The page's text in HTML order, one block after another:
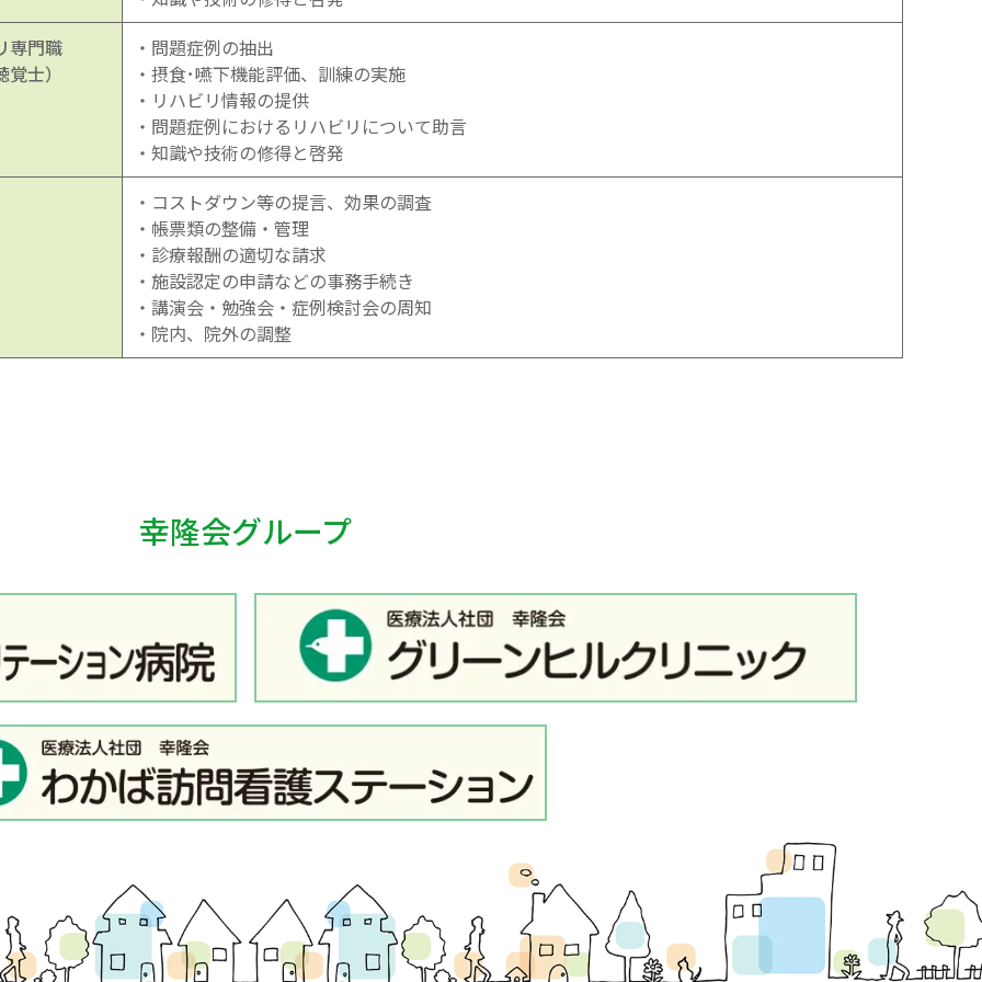
専門職
覚士）
・問題症例の抽出
・摂食･嚥下機能評価、訓練の実施
・リハビリ情報の提供
・問題症例におけるリハビリについて助言
・知識や技術の修得と啓発
・コストダウン等の提言、効果の調査
・帳票類の整備・管理
・診療報酬の適切な請求
・施設認定の申請などの事務手続き
・講演会・勉強会・症例検討会の周知
・院内、院外の調整
幸隆会グループ